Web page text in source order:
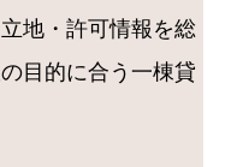
地・許可情報を総
目的に合う一棟貸